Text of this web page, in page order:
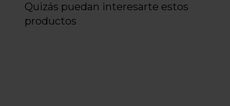
Quizás puedan interesarte estos
productos